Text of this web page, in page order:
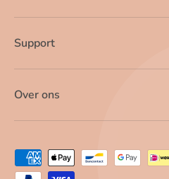
Support
Over ons
Geaccepteerde betaalmethoden